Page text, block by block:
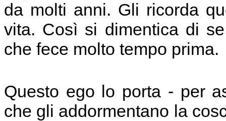
da molti anni. Gli ricorda
vita. Così si dimentica di
che fece molto tempo prima.
Questo ego lo porta - per
che gli addormentano la